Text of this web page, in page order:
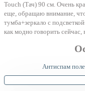
Touch (Тач) 90 см. Очень
еще, обращаю внимание, что
тумба+зеркало с
как модно говорить сейчас,
Антиспам